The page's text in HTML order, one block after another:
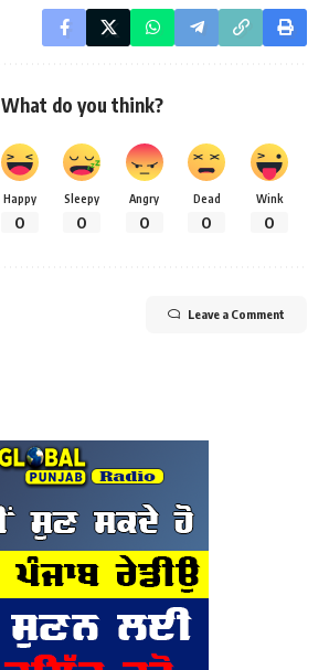
What do you think?
Happy
0
Sleepy
0
Angry
0
Dead
0
Wink
0
Leave a Comment